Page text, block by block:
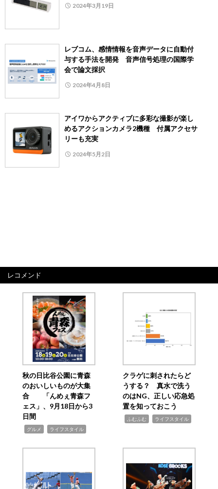
2024年3月19日
レブコム、感情情報を音声データに自動付
与する手法を開発 音声信号処理の国際学
会で論文採択
2024年4月8日
アイワからアクティブに多彩な撮影が楽し
めるアクションカメラ2機種 付属アクセサ
リーも充実
2024年5月2日
レコメンド
秋の日比谷公園に青森
のおいしいものが大集
合 「んめぇ青森フ
ェス」、9月18日から3
日間
グルメ ライフスタイル
クラゲに刺されたらど
うする？ 真水で洗う
のはNG、正しい応急処
置を知っておこう
ふむふむ ライフスタイル